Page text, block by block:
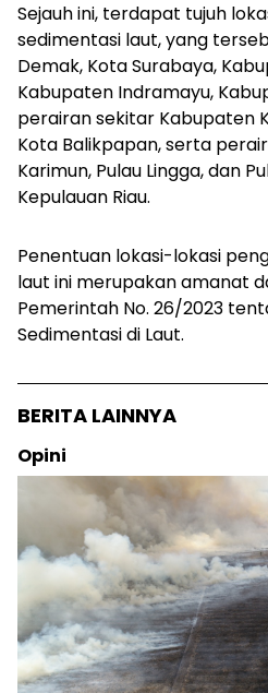
Sejauh ini, terdapat tujuh
sedimentasi laut, yang
Demak, Kota Surabaya,
Kabupaten Indramayu,
perairan sekitar Kabupaten
Kota Balikpapan, serta
Karimun, Pulau Lingga, dan
Kepulauan Riau.
Penentuan lokasi-lokasi
laut ini merupakan amanat
Pemerintah No. 26/2023
Sedimentasi di Laut.
BERITA LAINNYA
Opini